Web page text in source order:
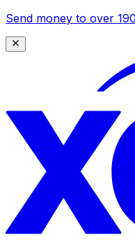
Send money to over